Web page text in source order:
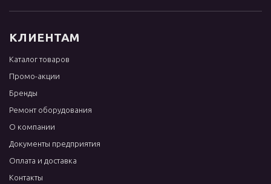
КЛИЕНТАМ
Каталог товаров
Промо-акции
Бренды
Ремонт оборудования
О компании
Документы предприятия
Оплата и доставка
Контакты